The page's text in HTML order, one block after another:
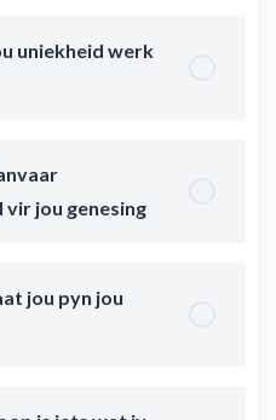
uniekheid werk
jou genesing
jou pyn jou